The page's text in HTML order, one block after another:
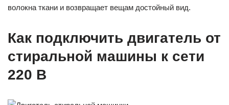
волокна ткани и возвращает вещам достойный вид.
Как подключить двигатель от
стиральной машины к сети
220 В